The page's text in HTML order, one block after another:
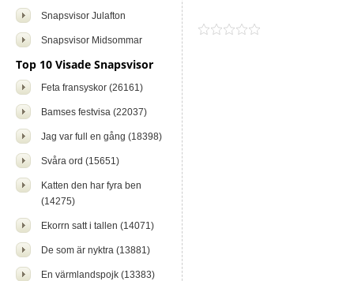
Snapsvisor Julafton
Snapsvisor Midsommar
Top 10 Visade Snapsvisor
Feta fransyskor (26161)
Bamses festvisa (22037)
Jag var full en gång (18398)
Svåra ord (15651)
Katten den har fyra ben
(14275)
Ekorrn satt i tallen (14071)
De som är nyktra (13881)
En värmlandspojk (13383)